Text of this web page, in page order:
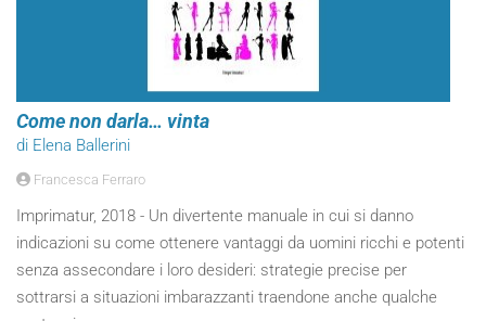
Come non darla… vinta
di Elena Ballerini
Francesca Ferraro
Imprimatur, 2018 - Un divertente manuale in cui si danno
indicazioni su come ottenere vantaggi da uomini ricchi e potenti
senza assecondare i loro desideri: strategie precise per
sottrarsi a situazioni imbarazzanti traendone anche qualche